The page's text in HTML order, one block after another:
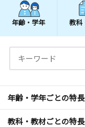
年齢・学年 教科
年齢・学年ごとの特長
教科・教材ごとの特長